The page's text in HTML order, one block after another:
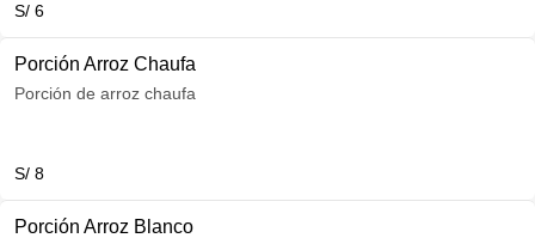
S/ 6
Porción Arroz Chaufa
Porción de arroz chaufa
S/ 8
Porción Arroz Blanco